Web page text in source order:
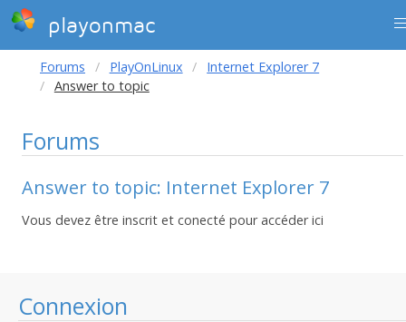
playonmac
Connexion
Forums PlayOnLinux
Internet Explorer 7
Answer to topic
Forums
Answer to topic: Internet Explorer 7
Vous devez être inscrit et conecté pour accéder ici